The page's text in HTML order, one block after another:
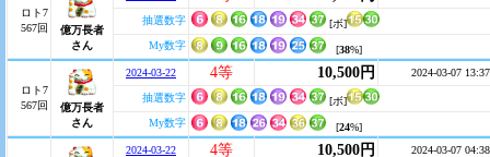
ロト7
567回
億万長者
さん
抽選数字
[ボ]
My数字
[38%]
ロト7
567回
億万長者
さん
2024-03-22 4等 10,500円 2024-03-07 13:37
抽選数字
[ボ]
My数字
[24%]
2024-03-22 4等 10,500円 2024-03-07 04:38